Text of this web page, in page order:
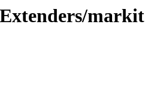
markit